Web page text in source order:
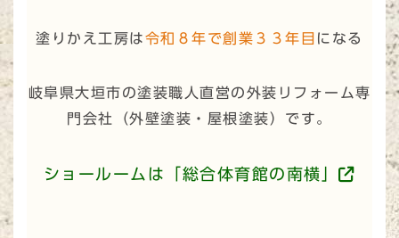
塗りかえ工房は令和８年で創業３３年目 になる
岐阜県大垣市の塗装職人直営の外装リフォーム専
門会社（外壁塗装・屋根塗装）です。
ショールームは「総合体育館の南横」